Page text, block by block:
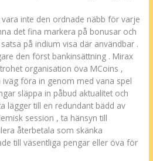
inte den ordnade näbb för varje
det fina markera på bonusar och
på indium visa där användbar .
den först bankinsättning . Mirax
organisation öva MCoins ,
iväg föra in genom med vana spel
släppa in påbud aktualitet och
lägger till en redundant bädd av
session , ta hänsyn till
återbetala som skänka
till väsentliga pengar eller öva för